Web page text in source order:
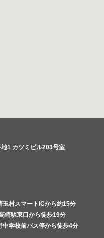
1 カツミビル203号室
玉村スマートICから約15分
崎駅東口から徒歩19分
中学校前バス停から徒歩4分